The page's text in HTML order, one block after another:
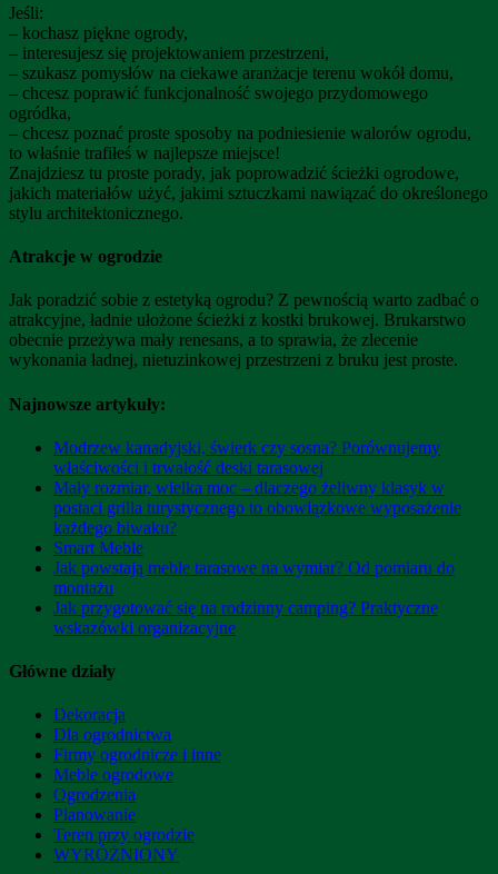
Jeśli:
– kochasz piękne ogrody,
– interesujesz się projektowaniem przestrzeni,
– szukasz pomysłów na ciekawe aranżacje terenu wokół domu,
– chcesz poprawić funkcjonalność swojego przydomowego
ogródka,
– chcesz poznać proste sposoby na podniesienie walorów ogrodu,
to właśnie trafiłeś w najlepsze miejsce!
Znajdziesz tu proste porady, jak poprowadzić ścieżki ogrodowe,
jakich materiałów użyć, jakimi sztuczkami nawiązać do określonego
stylu architektonicznego.
Atrakcje w ogrodzie
Jak poradzić sobie z estetyką ogrodu? Z pewnością warto zadbać o
atrakcyjne, ładnie ułożone ścieżki z kostki brukowej. Brukarstwo
obecnie przeżywa mały renesans, a to sprawia, że zlecenie
wykonania ładnej, nietuzinkowej przestrzeni z bruku jest proste.
Najnowsze artykuły:
Modrzew kanadyjski, świerk czy sosna? Porównujemy
właściwości i trwałość deski tarasowej
Mały rozmiar, wielka moc – dlaczego żeliwny klasyk w
postaci grilla turystycznego to obowiązkowe wyposażenie
każdego biwaku?
Smart Meble
Jak powstają meble tarasowe na wymiar? Od pomiaru do
montażu
Jak przygotować się na rodzinny camping? Praktyczne
wskazówki organizacyjne
Główne działy
Dekoracja
Dla ogrodnictwa
Firmy ogrodnicze i inne
Meble ogrodowe
Ogrodzenia
Planowanie
Teren przy ogrodzie
WYRÓŻNIONY